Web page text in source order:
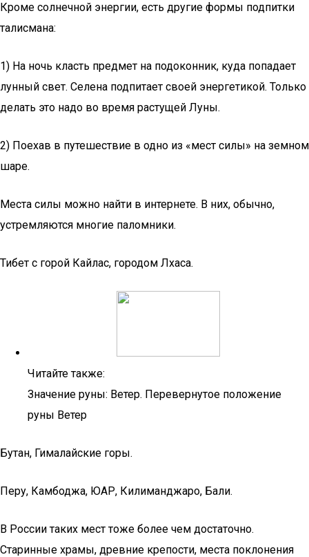
Кроме солнечной энергии, есть другие формы подпитки
талисмана:
1) На ночь класть предмет на подоконник, куда попадает
лунный свет. Селена подпитает своей энергетикой. Только
делать это надо во время растущей Луны.
2) Поехав в путешествие в одно из «мест силы» на земном
шаре.
Места силы можно найти в интернете. В них, обычно,
устремляются многие паломники.
Тибет с горой Кайлас, городом Лхаса.
Читайте также:
Значение руны: Ветер. Перевернутое положение
руны Ветер
Бутан, Гималайские горы.
Перу, Камбоджа, ЮАР, Килиманджаро, Бали.
В России таких мест тоже более чем достаточно.
Старинные храмы, древние крепости, места поклонения